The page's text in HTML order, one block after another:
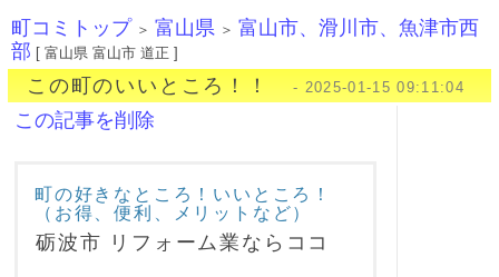
町コミトップ ＞ 富山県 ＞ 富山市、滑川市、魚津市西
部 [ 富山県 富山市 道正 ]
この町のいいところ！！ - 2025-01-15 09:11:04
この記事を削除
町の好きなところ！いいところ！
（お得、便利、メリットなど）
砺波市 リフォーム業ならココ